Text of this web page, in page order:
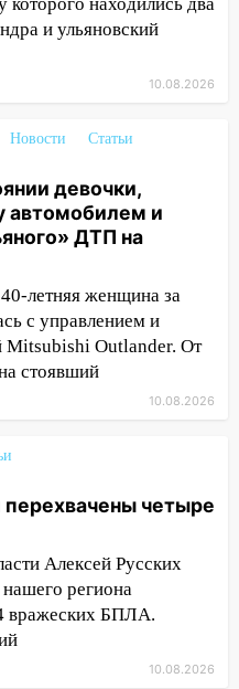
состоянии
Ульяновска
в огне
и 39 получили
на
врезался в
в
люди: в
траур
и ульяновский
10.08.2026
Новости
Статьи
девочки,
автомобилем и
ДТП на
летняя женщина за
с управлением и
Mitsubishi Outlander. От
стоявший
10.08.2026
перехвачены четыре
Алексей Русских
региона
вражеских БПЛА.
10.08.2026